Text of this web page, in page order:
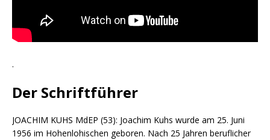
.
Der Schriftführer
JOACHIM KUHS MdEP (53): Joachim Kuhs wurde am 25. Juni
1956 im Hohenlohischen geboren. Nach 25 Jahren beruflicher